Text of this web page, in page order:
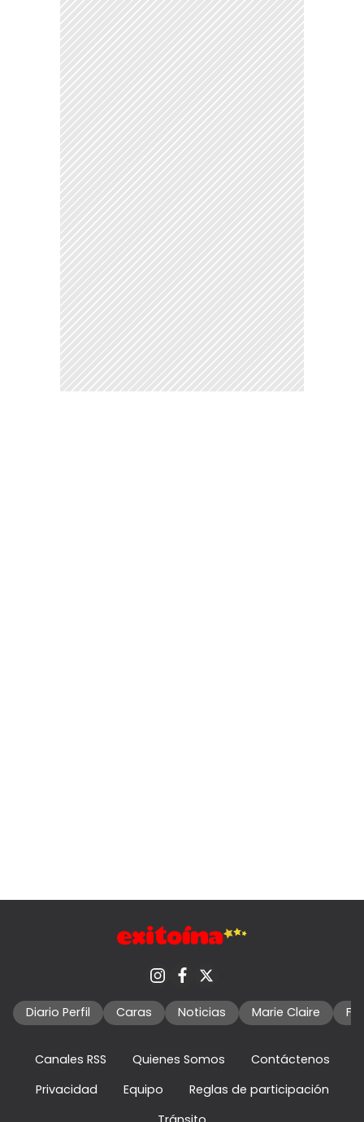
Diario Perfil Caras Noticias Marie Claire
Canales RSS Quienes Somos
Contáctenos
Privacidad
Equipo
Reglas de participación